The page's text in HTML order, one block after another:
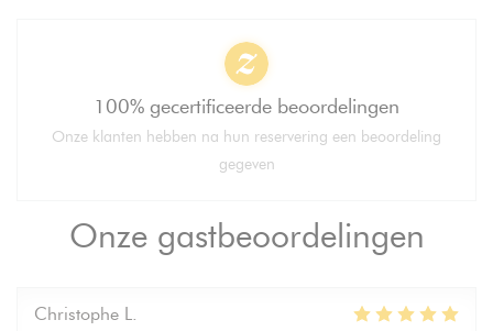
Onze gastbeoordelingen
Christophe L
100% gecertificeerde beoordelingen
Onze klanten hebben na hun reservering een beoordeling
gegeven